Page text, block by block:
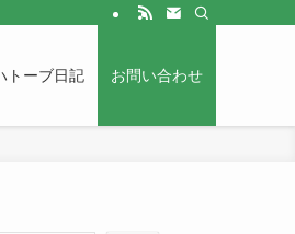
トーブ日記 お問い合わせ